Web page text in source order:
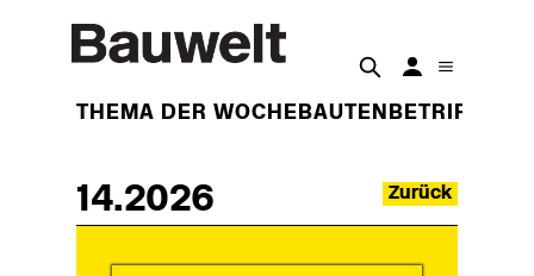
THEMA DER WOCHE BAUTEN BETRIFFT
14.2026 Zurück